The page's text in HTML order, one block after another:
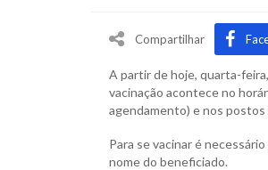
Compartilhar
A partir de hoje, quarta-
vacinação acontece no
agendamento) e nos
Para se vacinar é
nome do beneficiado.